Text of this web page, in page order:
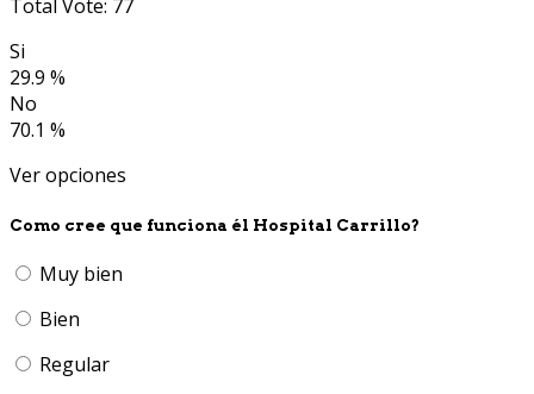
Total Vote: 77
Si
29.9 %
No
70.1 %
Ver opciones
Como cree que funciona él Hospital Carrillo?
Muy bien
Bien
Regular